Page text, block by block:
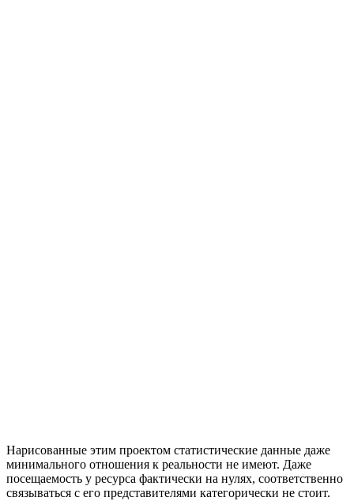
Нарисованные этим проектом статистические данные даже
минимального отношения к реальности не имеют. Даже
посещаемость у ресурса фактически на нулях, соответственно
связываться с его представителями категорически не стоит.